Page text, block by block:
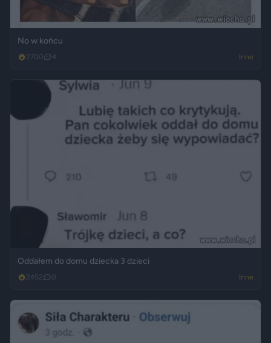
No w końcu
2700 4 Inne
Oddałem do domu dziecka 3 dzieci
2452 0 Inne